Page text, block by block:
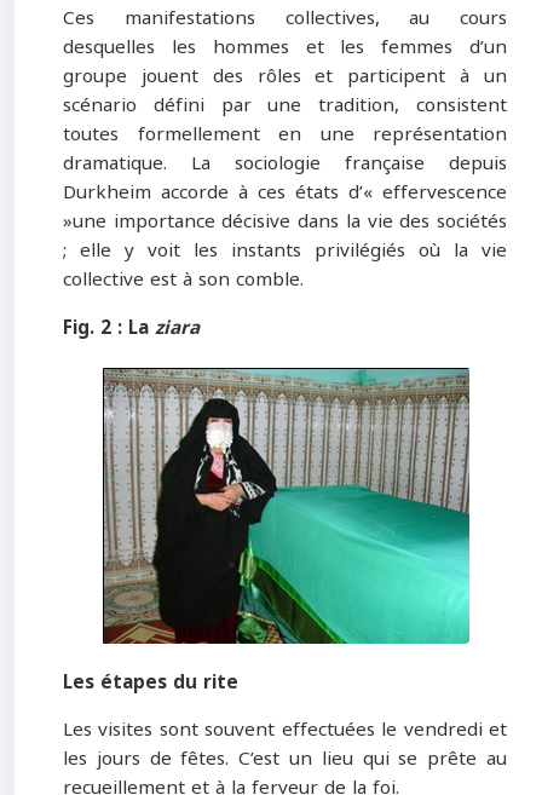
Ces manifestations collectives, au cours
desquelles les hommes et les femmes d’un
groupe jouent des rôles et participent à un
scénario défini par une tradition, consistent
toutes formellement en une représentation
dramatique. La sociologie française depuis
Durkheim accorde à ces états d’« effervescence
»une importance décisive dans la vie des sociétés
; elle y voit les instants privilégiés où la vie
collective est à son comble.
Fig. 2 : Laziara
Les étapes du rite
Les visites sont souvent effectuées le vendredi et
les jours de fêtes. C’est un lieu qui se prête au
recueillement et à la ferveur de la foi.